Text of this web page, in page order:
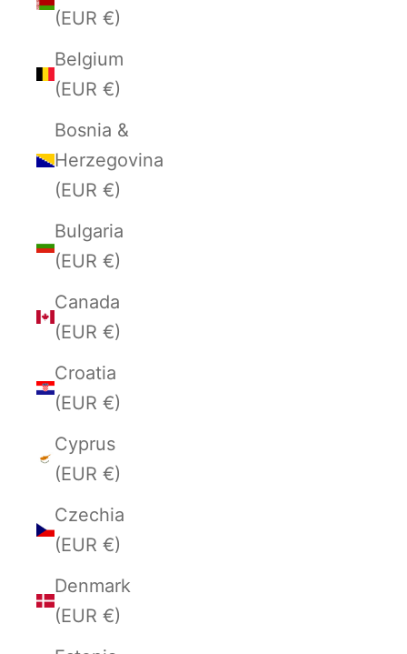
(EUR €)
Belgium
(EUR €)
Bosnia &
Herzegovina
(EUR €)
Bulgaria
(EUR €)
Canada
(EUR €)
Croatia
(EUR €)
Cyprus
(EUR €)
Czechia
(EUR €)
Denmark
(EUR €)